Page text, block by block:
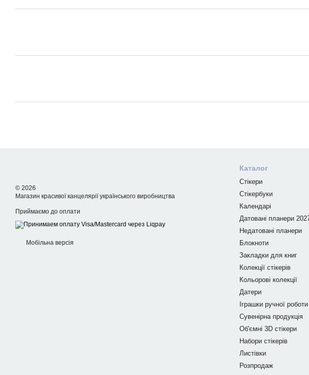
© 2026
Магазин красивої канцелярії українського виробництва
Приймаємо до оплати
Мобільна версія
Каталог
Стікери
Стікербуки
Календарі
Датовані планери
Недатовані планери
Блокноти
Закладки для книг
Колекції стікерів
Кольорові колекції
Датери
Іграшки ручної роботи
Сувенірна продукція
Об'ємні 3D стікери
Набори стікерів
Листівки
Розпродаж